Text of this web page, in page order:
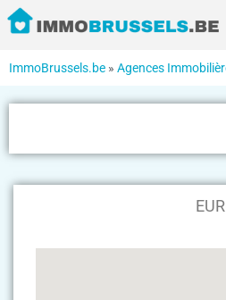
ImmoBrussels.be » Agences